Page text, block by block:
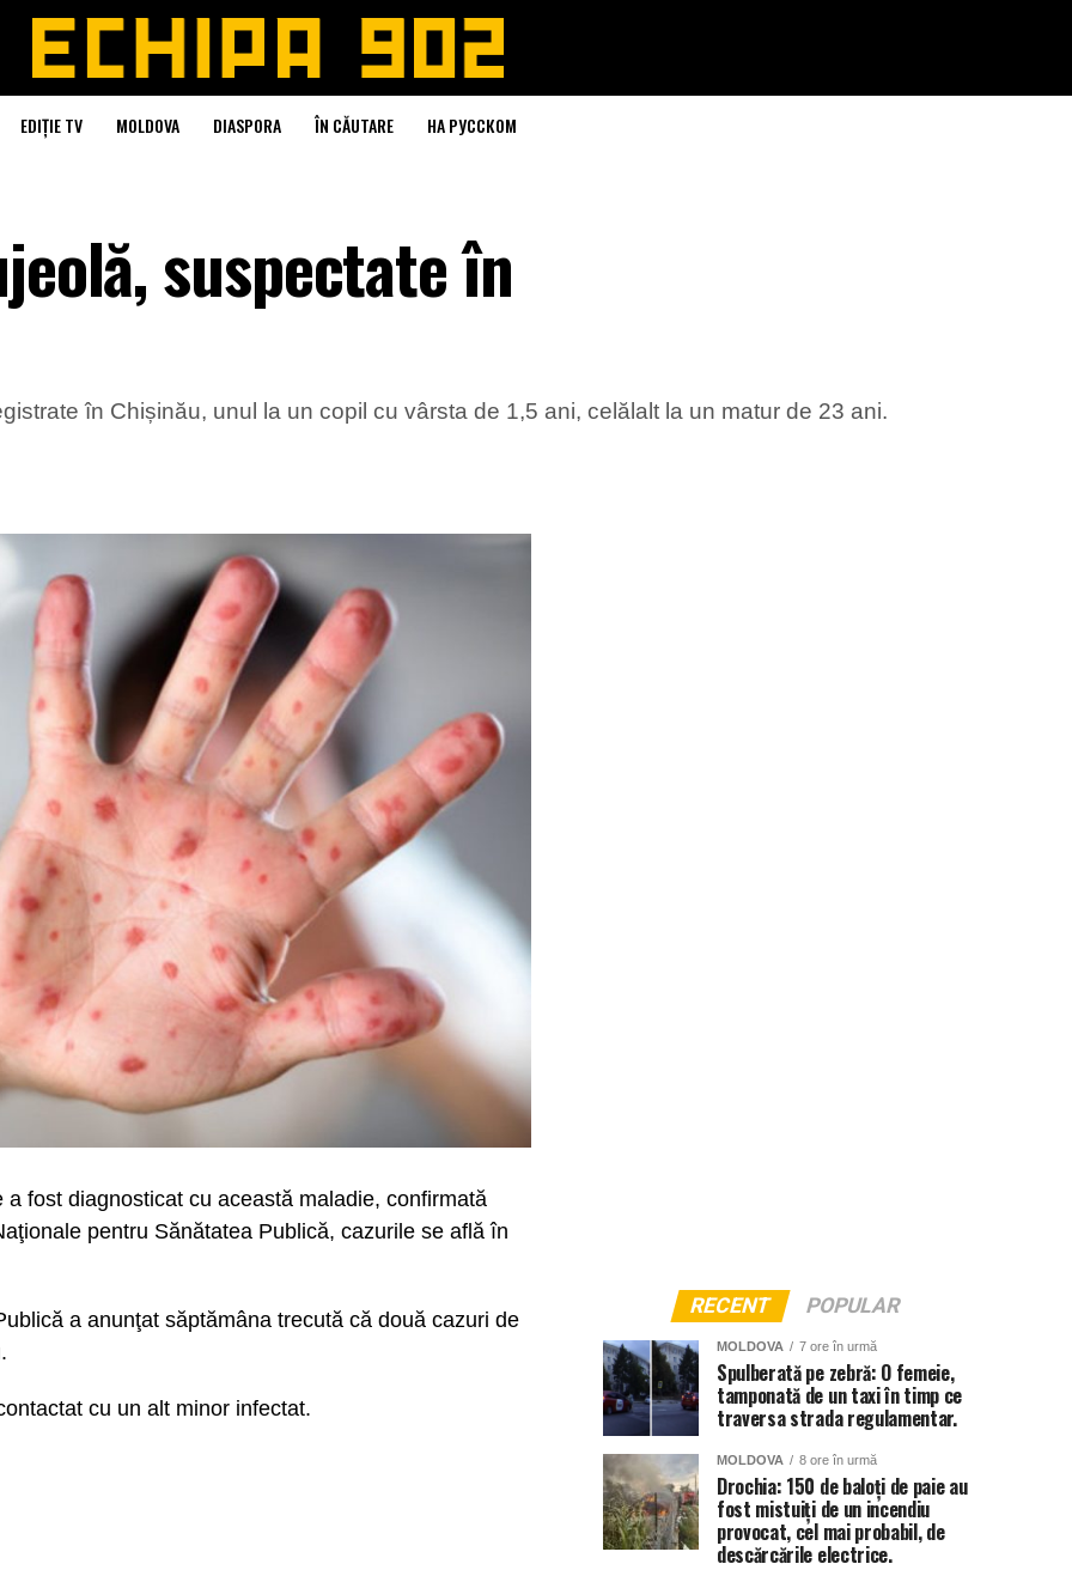
EDIȚIE TV MOLDOVA DIASPORA ÎN CĂUTARE НА РУССКОМ
suspectate în
în Chișinău, unul la un copil cu vârsta de 1,5 ani, celălalt la un matur de 23 ani.
fost diagnosticat cu această maladie, confirmată
pentru Sănătatea Publică, cazurile se află în
a anunţat săptămâna trecută că două cazuri de
cu un alt minor infectat.
RECENT POPULAR
MOLDOVA 7 ore în urmă
Spulberată pe zebră: O femeie,
tamponată de un taxi în timp ce
traversa strada regulamentar.
MOLDOVA 8 ore în urmă
Drochia: 150 de baloți de paie au
fost mistuiți de un incendiu
provocat, cel mai probabil, de
descărcările electrice.